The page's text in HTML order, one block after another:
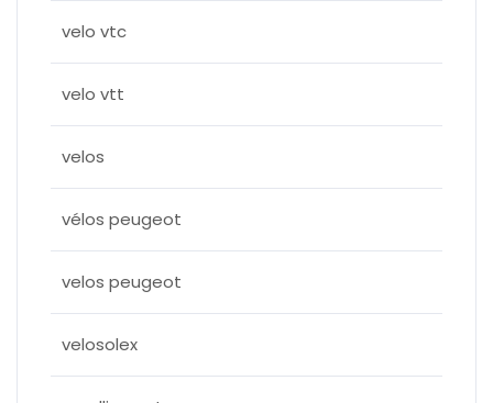
velo vtc
velo vtt
velos
vélos peugeot
velos peugeot
velosolex